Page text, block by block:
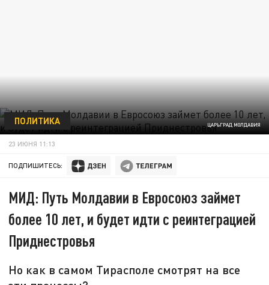
ЦАРЬГРАД МОЛДАВИЯ
ПОЛИТИКА
23 ИЮНЯ 11:13
ПОДПИШИТЕСЬ:
МИД: Путь Молдавии в Евросоюз займет
более 10 лет, и будет идти с реинтеграцией
Приднестровья
Но как в самом Тирасполе смотрят на все